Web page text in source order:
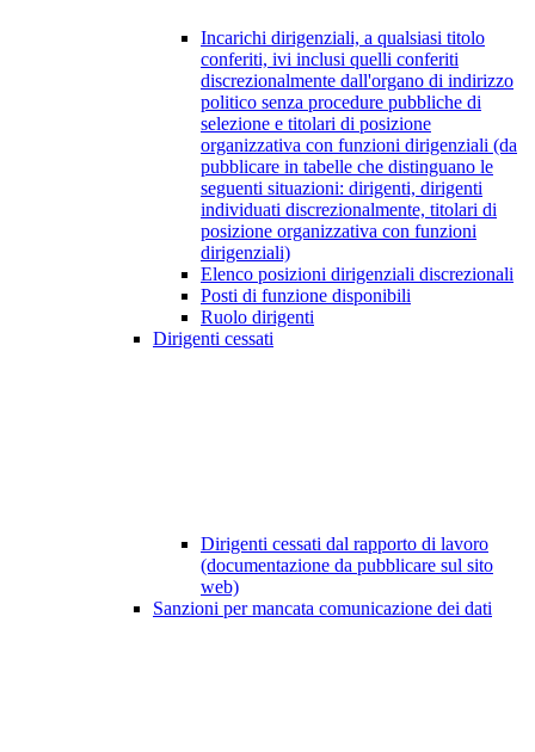
Incarichi dirigenziali, a qualsiasi titolo
conferiti, ivi inclusi quelli conferiti
discrezionalmente dall'organo di indirizzo
politico senza procedure pubbliche di
selezione e titolari di posizione
organizzativa con funzioni dirigenziali (da
pubblicare in tabelle che distinguano le
seguenti situazioni: dirigenti, dirigenti
individuati discrezionalmente, titolari di
posizione organizzativa con funzioni
dirigenziali)
Elenco posizioni dirigenziali discrezionali
Posti di funzione disponibili
Ruolo dirigenti
Dirigenti cessati
Dirigenti cessati dal rapporto di lavoro
(documentazione da pubblicare sul sito
web)
Sanzioni per mancata comunicazione dei dati